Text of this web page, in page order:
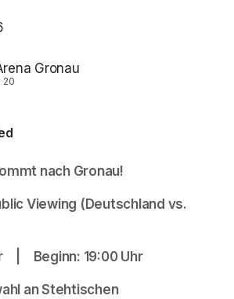
Gronau
20
nach Gronau!
Viewing (Deutschland vs.
| Beginn: 19:00 Uhr
an Stehtischen